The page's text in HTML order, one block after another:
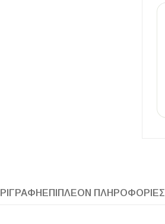
ΧΡΗΣΙΜΑ
ΕΠΙΠΛΈΟΝ ΠΛΗΡΟΦΟΡΊΕΣ